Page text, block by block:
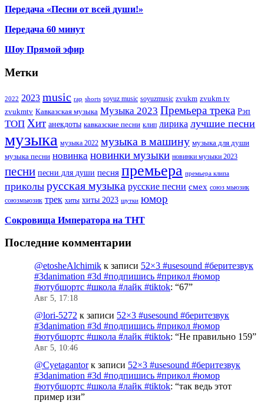
Передача «Песни от всей души!»
Передача 60 минут
Шоу Прямой эфир
Метки
2022 2023 music rap shorts soyuz music soyuzmusic zvukm zvukm tv
zvukmtv Кавказская музыка Музыка 2023 Премьера трека Рэп
ТОП Хит анекдоты кавказские песни клип лирика лучшие песни
музыка музыка 2022 музыка в машину музыка для души
музыка песни новинка новинки музыки новинки музыки 2023
песни песни для души песня премьера премьера клипа
приколы русская музыка русские песни смех союз мьюзик
союзмьюзик трек хиты хиты 2023 шутки юмор
Сокровища Императора на ТНТ
Последние комментарии
@etosheAlchimik к записи 52×3 #usesound #беритезвук
#3danimation #3d #подпишись #прикол #юмор
#ютубшортс #школа #лайк #tiktok: “67”
Авг 5, 17:18
@lori-5272 к записи 52×3 #usesound #беритезвук
#3danimation #3d #подпишись #прикол #юмор
#ютубшортс #школа #лайк #tiktok: “Не правильно 159”
Авг 5, 10:46
@Cyetagantorк записи 52×3 #usesound #беритезвук
#3danimation #3d #подпишись #прикол #юмор
#ютубшортс #школа #лайк #tiktok: “так ведь этот
пример изи”